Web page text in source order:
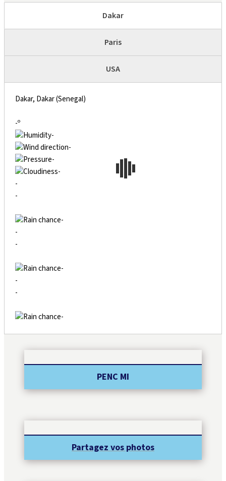
Dakar
Paris
USA
Dakar, Dakar (Senegal)
-º
-
-
-
-
-
-
-
-
-
-
-
-
-
PENC MI
Partagez vos photos